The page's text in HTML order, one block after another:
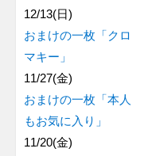
12/13(日)
おまけの一枚「クロ
マキー」
11/27(金)
おまけの一枚「本人
もお気に入り」
11/20(金)